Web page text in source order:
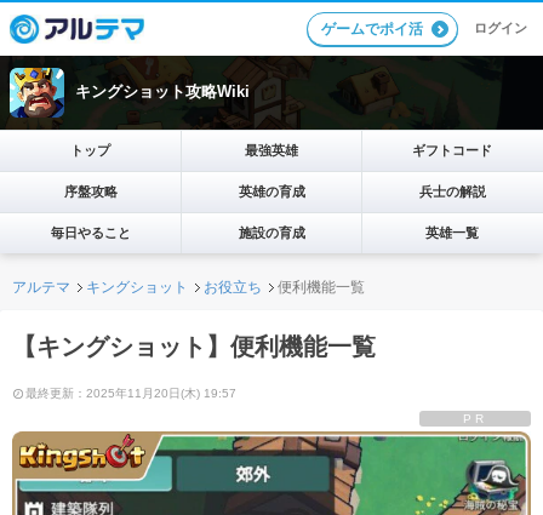
ゲームでポイ活 ログイン
キングショット攻略Wiki
トップ 最強英雄 ギフトコード
序盤攻略 英雄の育成 兵士の解説
毎日やること 施設の育成 英雄一覧
アルテマ キングショット お役立ち 便利機能一覧
【キングショット】便利機能一覧
最終更新：2025年11月20日(木) 19:57
PR